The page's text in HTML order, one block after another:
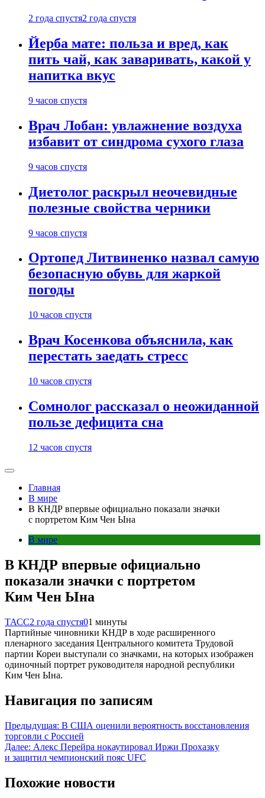
2 года спустя2 года спустя
Йерба мате: польза и вред, как
пить чай, как заваривать, какой у
напитка вкус
9 часов спустя
Врач Лобан: увлажнение воздуха
избавит от синдрома сухого глаза
9 часов спустя
Диетолог раскрыл неочевидные
полезные свойства черники
9 часов спустя
Ортопед Литвиненко назвал самую
безопасную обувь для жаркой
погоды
10 часов спустя
Врач Косенкова объяснила, как
перестать заедать стресс
10 часов спустя
Сомнолог рассказал о неожиданной
пользе дефицита сна
12 часов спустя
Главная
В мире
В КНДР впервые официально показали значки
с портретом Ким Чен Ына
В мире
В КНДР впервые официально
показали значки с портретом
Ким Чен Ына
ТАСС2 года спустя01 минуты
Партийные чиновники КНДР в ходе расширенного
пленарного заседания Центрального комитета Трудовой
партии Кореи выступали со значками, на которых изображен
одиночный портрет руководителя народной республики
Ким Чен Ына.
Навигация по записям
Предыдущая: В США оценили вероятность восстановления
торговли с Россией
Далее: Алекс Перейра нокаутировал Иржи Прохазку
и защитил чемпионский пояс UFC
Похожие новости